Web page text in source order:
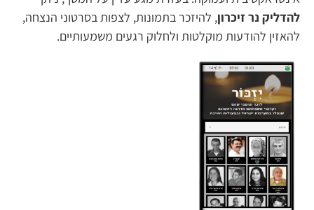
להדליק נר זיכרון, להיזכר בתמונות, לצפות בסרטוני הנצחה,
להאזין להודעות מוקלטות ולחלוק רגעים משמעותיים.